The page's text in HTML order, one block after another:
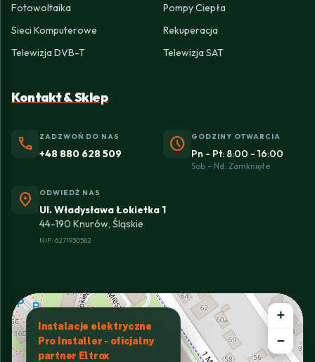
Fotowoltaika
Pompy Ciepła
Sieci Komputerowe
Rekuperacja
Telewizja DVB-T
Telewizja SAT
Kontakt & Sklep
phone ZADZWOŃ DO NAS
+48 880 628 509 schedule GODZINY OTWARCIA
Pn - Pt: 8:00 - 16:00
Sob - Nd: Zamknięte
location_on ODWIEDŹ NAS
Ul. Władysława Łokietka 1
44-190 Knurów, Śląskie
NIP: 6271930582
Instalacje elektryczne
Pro Installer - oficjalny
partner Eltrox
+
−